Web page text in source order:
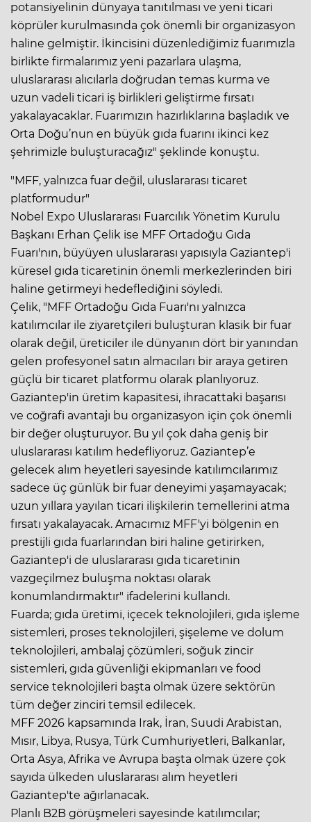
potansiyelinin dünyaya tanıtılması ve yeni ticari
köprüler kurulmasında çok önemli bir organizasyon
haline gelmiştir. İkincisini düzenlediğimiz fuarımızla
birlikte firmalarımız yeni pazarlara ulaşma,
uluslararası alıcılarla doğrudan temas kurma ve
uzun vadeli ticari iş birlikleri geliştirme fırsatı
yakalayacaklar. Fuarımızın hazırlıklarına başladık ve
Orta Doğu’nun en büyük gıda fuarını ikinci kez
şehrimizle buluşturacağız" şeklinde konuştu.
"MFF, yalnızca fuar değil, uluslararası ticaret
platformudur"
Nobel Expo Uluslararası Fuarcılık Yönetim Kurulu
Başkanı Erhan Çelik ise MFF Ortadoğu Gıda
Fuarı'nın, büyüyen uluslararası yapısıyla Gaziantep'i
küresel gıda ticaretinin önemli merkezlerinden biri
haline getirmeyi hedeflediğini söyledi.
Çelik, "MFF Ortadoğu Gıda Fuarı'nı yalnızca
katılımcılar ile ziyaretçileri buluşturan klasik bir fuar
olarak değil, üreticiler ile dünyanın dört bir yanından
gelen profesyonel satın almacıları bir araya getiren
güçlü bir ticaret platformu olarak planlıyoruz.
Gaziantep'in üretim kapasitesi, ihracattaki başarısı
ve coğrafi avantajı bu organizasyon için çok önemli
bir değer oluşturuyor. Bu yıl çok daha geniş bir
uluslararası katılım hedefliyoruz. Gaziantep’e
gelecek alım heyetleri sayesinde katılımcılarımız
sadece üç günlük bir fuar deneyimi yaşamayacak;
uzun yıllara yayılan ticari ilişkilerin temellerini atma
fırsatı yakalayacak. Amacımız MFF'yi bölgenin en
prestijli gıda fuarlarından biri haline getirirken,
Gaziantep'i de uluslararası gıda ticaretinin
vazgeçilmez buluşma noktası olarak
konumlandırmaktır" ifadelerini kullandı.
Fuarda; gıda üretimi, içecek teknolojileri, gıda işleme
sistemleri, proses teknolojileri, şişeleme ve dolum
teknolojileri, ambalaj çözümleri, soğuk zincir
sistemleri, gıda güvenliği ekipmanları ve food
service teknolojileri başta olmak üzere sektörün
tüm değer zinciri temsil edilecek.
MFF 2026 kapsamında Irak, İran, Suudi Arabistan,
Mısır, Libya, Rusya, Türk Cumhuriyetleri, Balkanlar,
Orta Asya, Afrika ve Avrupa başta olmak üzere çok
sayıda ülkeden uluslararası alım heyetleri
Gaziantep'te ağırlanacak.
Planlı B2B görüşmeleri sayesinde katılımcılar;